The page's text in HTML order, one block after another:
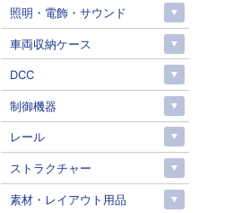
照明・電飾・サウンド
車両収納ケース
DCC
制御機器
レール
ストラクチャー
素材・レイアウト用品